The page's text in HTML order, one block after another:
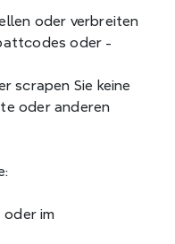
oder verbreiten
oder -
scrapen Sie keine
oder anderen
oder im